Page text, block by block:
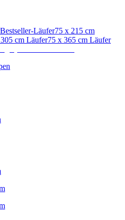
Bestseller-Läufer75 x 215 cm
cm Läufer75 x 365 cm Läufer